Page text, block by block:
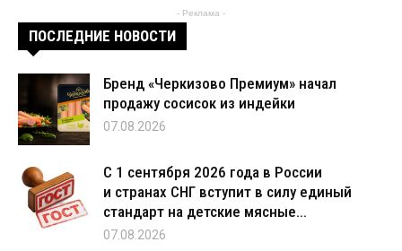
- Реклама -
ПОСЛЕДНИЕ НОВОСТИ
Бренд «Черкизово Премиум» начал
продажу сосисок из индейки
07.08.2026
С 1 сентября 2026 года в России
и странах СНГ вступит в силу единый
стандарт на детские мясные...
07.08.2026